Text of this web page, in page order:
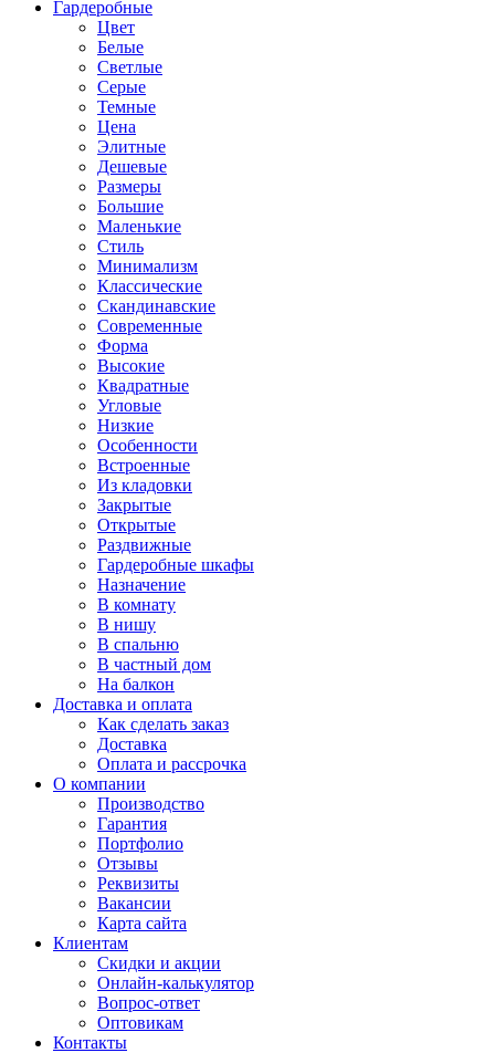
Гардеробные
Цвет
Белые
Светлые
Серые
Темные
Цена
Элитные
Дешевые
Размеры
Большие
Маленькие
Стиль
Минимализм
Классические
Скандинавские
Современные
Форма
Высокие
Квадратные
Угловые
Низкие
Особенности
Встроенные
Из кладовки
Закрытые
Открытые
Раздвижные
Гардеробные шкафы
Назначение
В комнату
В нишу
В спальню
В частный дом
На балкон
Доставка и оплата
Как сделать заказ
Доставка
Оплата и рассрочка
О компании
Производство
Гарантия
Портфолио
Отзывы
Реквизиты
Вакансии
Карта сайта
Клиентам
Скидки и акции
Онлайн-калькулятор
Вопрос-ответ
Оптовикам
Контакты